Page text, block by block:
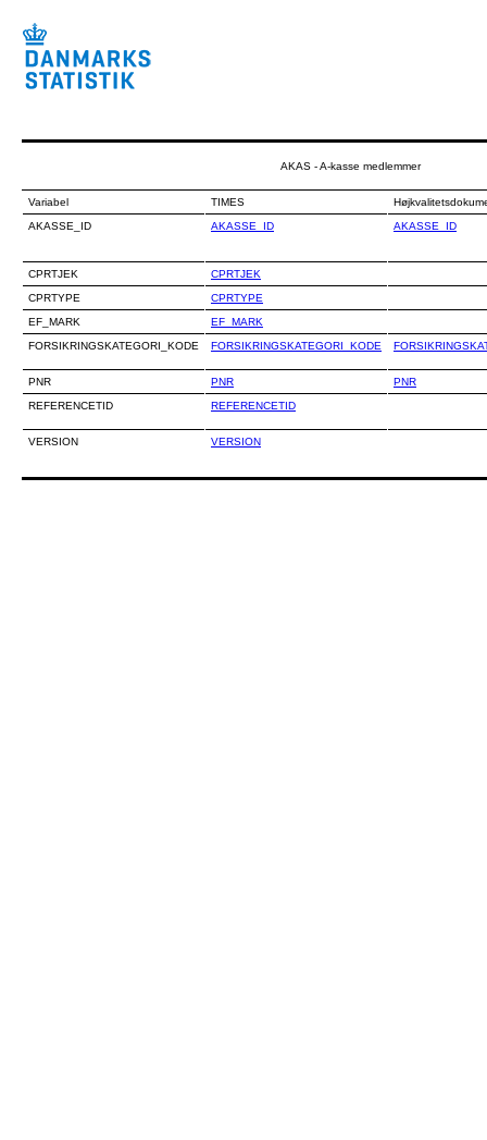
AKAS - A-kasse medlemmer
Variabel TIMES
AKASSE_ID
AKASSE_ID AKASSE_ID
CPRTJEK
CPRTJEK
CPRTYPE
CPRTYPE
EF_MARK
EF_MARK
FORSIKRINGSKATEGORI_KODE
FORSIKRINGSKATEGORI_KODE
PNR PNR
PNR
REFERENCETID
REFERENCETID
VERSION VERSION